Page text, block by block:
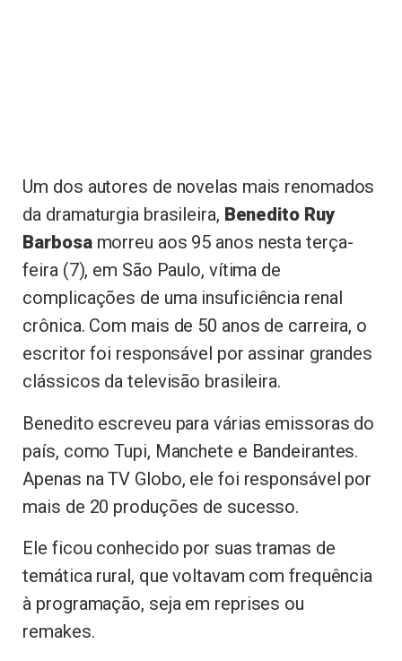
Um dos autores de novelas mais renomados
da dramaturgia brasileira, Benedito Ruy
Barbosamorreu aos 95 anos nesta terça-
feira (7), em São Paulo, vítima de
complicações de uma insuficiência renal
crônica. Com mais de 50 anos de carreira, o
escritor foi responsável por assinar grandes
clássicos da televisão brasileira.
Benedito escreveu para várias emissoras do
país, como Tupi, Manchete e Bandeirantes.
Apenas na TV Globo, ele foi responsável por
mais de 20 produções de sucesso.
Ele ficou conhecido por suas tramas de
temática rural, que voltavam com frequência
à programação, seja em reprises ou
remakes.